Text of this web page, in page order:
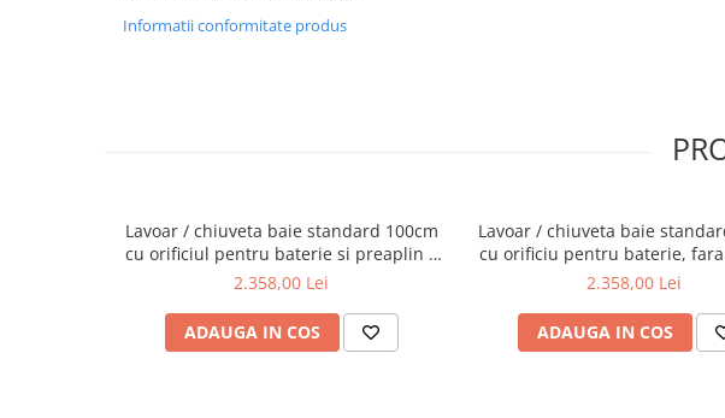
Informatii conformitate produs
Lavoar / chiuveta baie standard 100cm
cu orificiul pentru baterie si preaplin |
7529B001-0001
2.358,00 Lei
ADAUGA IN COS
Lavoar / chiuveta baie
cu orificiu pentru baterie,
preaplin | 7529B001-
2.358,00 Lei
ADAUGA IN COS